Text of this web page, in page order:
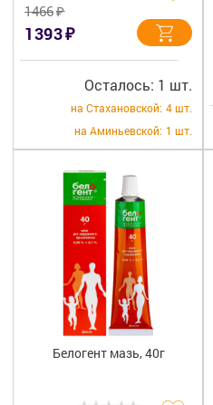
1466₽
1393₽
Осталось: 1 шт.
на Стахановской: 4 шт.
на Аминьевской: 1 шт.
Белогент мазь, 40г